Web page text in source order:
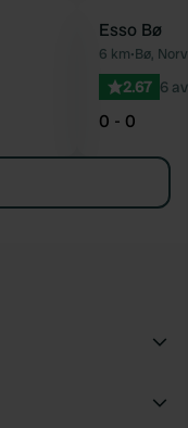
Préféré
Esso Bø
6 km•Bø,
2.67 6
0 - 0